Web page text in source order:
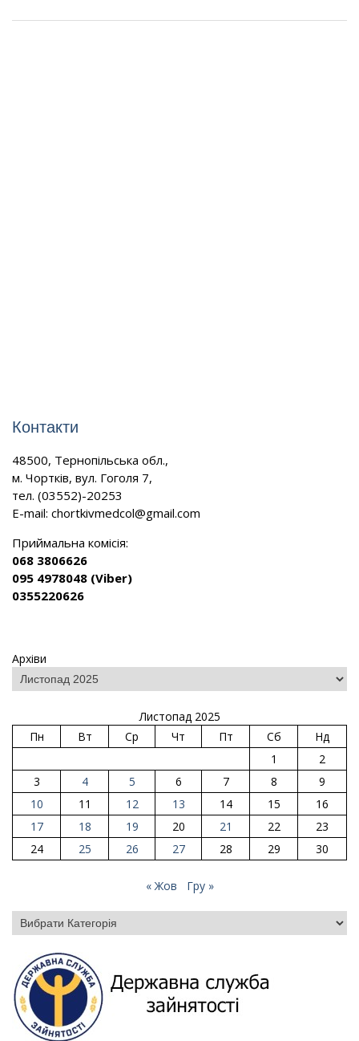
Контакти
48500, Тернопільська обл.,
м. Чортків, вул. Гоголя 7,
тел. (03552)-20253
E-mail: chortkivmedcol@gmail.com
Приймальна комісія:
068 3806626
095 4978048 (Viber)
0355220626
Архіви
Листопад 2025
Пн
Вт Ср Чт Пт Сб
Нд
1
2
3
4 5 6 7 8
9
10
11 12 13 14 15
16
17
18 19 20 21 22
23
24
25 26 27 28 29 30
« Жов Гру »
Категорії